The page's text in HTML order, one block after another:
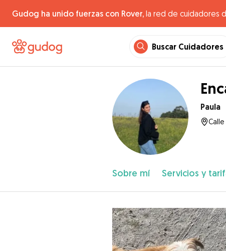
Gudog ha unido fuerzas con Rover, la red de cuidadores
Buscar Cuidadores
Paula
Calle
Sobre mí Servicios y